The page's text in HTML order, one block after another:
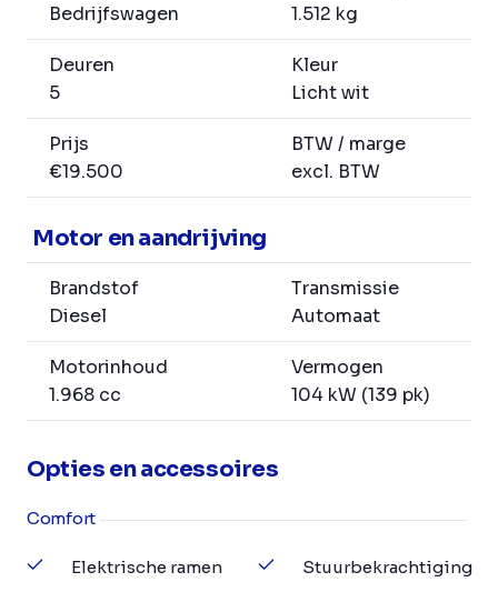
Bedrijfswagen
1.512 kg
Deuren
5
Kleur
Licht wit
Prijs
€19.500
BTW / marge
excl. BTW
Motor en aandrijving
Brandstof
Diesel
Transmissie
Automaat
Motorinhoud
1.968 cc
Vermogen
104 kW (139 pk)
Opties en accessoires
Comfort
Elektrische ramen Stuurbekrachtiging